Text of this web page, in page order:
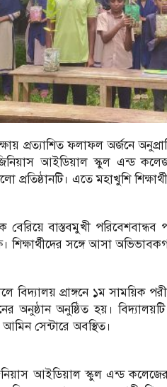
প্রত্যাশিত ফলাফল অর্জনে
আইডিয়াল স্কুল এন্ড
প্রতিষ্ঠানটি। এতে মহাখুশি
বেরিয়ে বাস্তবমুখী
শিক্ষার্থীদের সঙ্গে আসা
বিদ্যালয় প্রাঙ্গনে ১ম সাময়িক
অনুষ্ঠান অনুষ্ঠিত হয়।
সেন্টারে অবস্থিত।
আইডিয়াল স্কুল এন্ড